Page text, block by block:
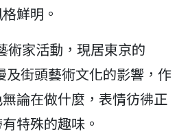
鮮明。
術家活動，現居東京的
及街頭藝術文化的影響，作
論在做什麼，表情彷彿正
特殊的趣味。